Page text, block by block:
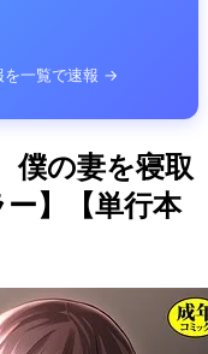
を一覧で速報 →
僕の妻を寝取
】【単行本